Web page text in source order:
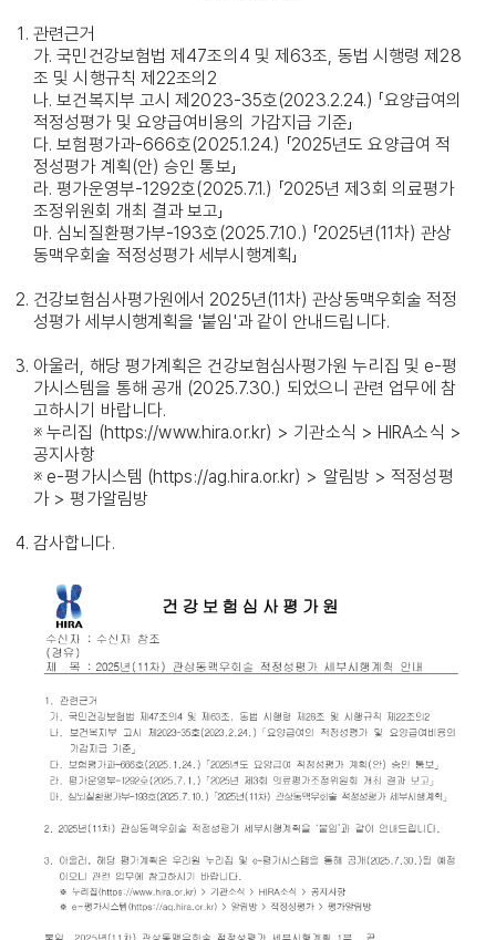
관련근거
가. 국민건강보험법 제47조의4 및 제63조, 동법 시행령 제28
조 및 시행규칙 제22조의2
나. 보건복지부 고시 제2023-35호(2023.2.24.) 「요양급여의
적정성평가 및 요양급여비용의 가감지급 기준」
다. 보험평가과-666호(2025.1.24.) 「2025년도 요양급여 적
정성평가 계획(안) 승인 통보」
라. 평가운영부-1292호(2025.7.1.) 「2025년 제3회 의료평가
조정위원회 개최 결과 보고」
마. 심뇌질환평가부-193호(2025.7.10.) 「2025년(11차) 관상
동맥우회술 적정성평가 세부시행계획」
건강보험심사평가원에서 2025년(11차) 관상동맥우회술 적정
성평가 세부시행계획을 '붙임'과 같이 안내드립니다.
아울러, 해당 평가계획은 건강보험심사평가원 누리집 및 e-평
가시스템을 통해 공개 (2025.7.30.) 되었으니 관련 업무에 참
고하시기 바랍니다.
※ 누리집 (https://www.hira.or.kr) > 기관소식 > HIRA소식 >
공지사항
※ e-평가시스템 (https://ag.hira.or.kr) > 알림방 > 적정성평
가 > 평가알림방
감사합니다.